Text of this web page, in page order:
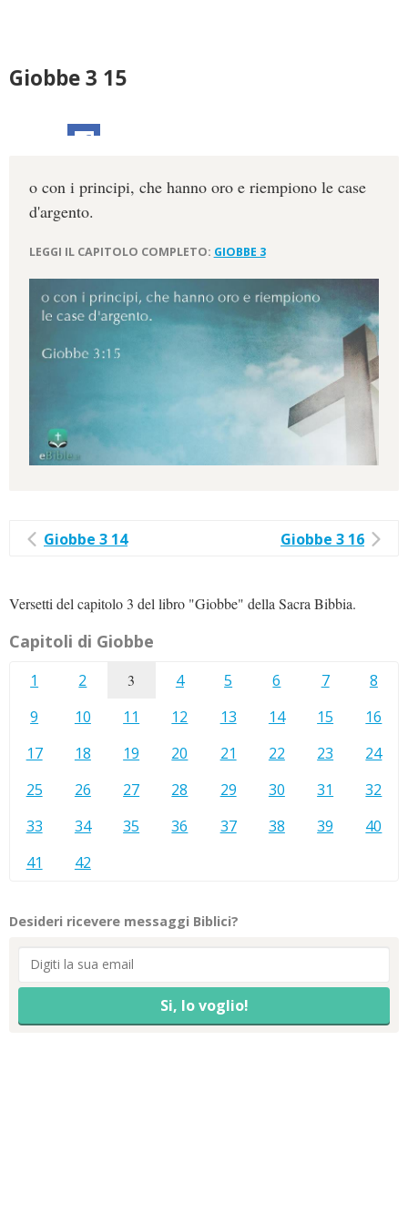
Giobbe 3 15
o con i principi, che hanno oro e riempiono le case
d'argento.
LEGGI IL CAPITOLO COMPLETO: GIOBBE 3
Giobbe 3 14 Giobbe 3 16
Versetti del capitolo 3 del libro "Giobbe" della Sacra Bibbia.
Capitoli di Giobbe
1 2 3 4 5 6 7
8
9
10 11 12 13 14 15
16
17
18 19 20 21 22 23
24
25
26 27 28 29 30 31
32
33
34 35 36 37 38 39
40
41
42
Desideri ricevere messaggi Biblici?